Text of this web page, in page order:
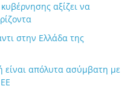
αξίζει να
στην Ελλάδα της
είναι απόλυτα ασύμβατη με